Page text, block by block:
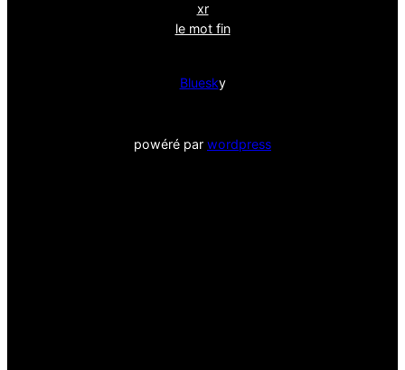
xr
le mot fin
Bluesky
powéré par wordpress